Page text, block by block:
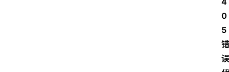
0
5
错
误